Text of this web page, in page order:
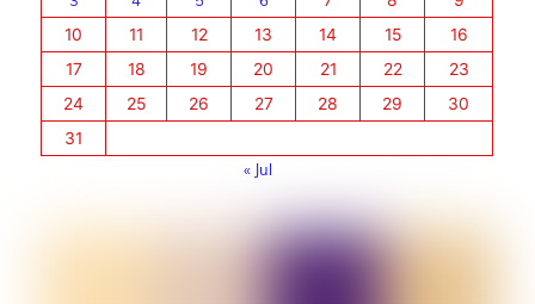
10
11 12 13 14 15
16
17
18 19 20 21 22
23
24
25 26 27 28 29
30
31
« Jul